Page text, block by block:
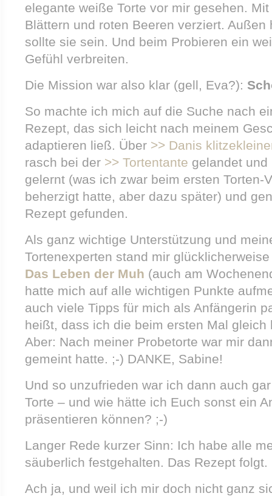
elegante weiße Torte vor mir gesehen.
Blättern und roten Beeren verziert.
sollte sie sein. Und beim Probieren ein
Gefühl verbreiten.
Die Mission war also klar (gell, Eva?):
So machte ich mich auf die Suche nach
Rezept, das sich leicht nach meinem
adaptieren ließ. Über >> Danis
rasch bei der >> Tortentante gelandet
gelernt (was ich zwar beim ersten Torten-
beherzigt hatte, aber dazu später) und
Rezept gefunden.
Als ganz wichtige Unterstützung und
Tortenexperten stand mir
Das Leben der Muh (auch am
hatte mich auf alle wichtigen Punkte
auch viele Tipps für mich als Anfängerin
heißt, dass ich die beim ersten Mal gleich
Aber: Nach meiner Probetorte war mir
gemeint hatte. ;-) DANKE, Sabine!
Und so unzufrieden war ich dann auch
Torte – und wie hätte ich Euch sonst ein
präsentieren können? ;-)
Langer Rede kurzer Sinn: Ich habe alle
säuberlich festgehalten. Das Rezept folgt.
Ach ja, und weil ich mir doch nicht ganz